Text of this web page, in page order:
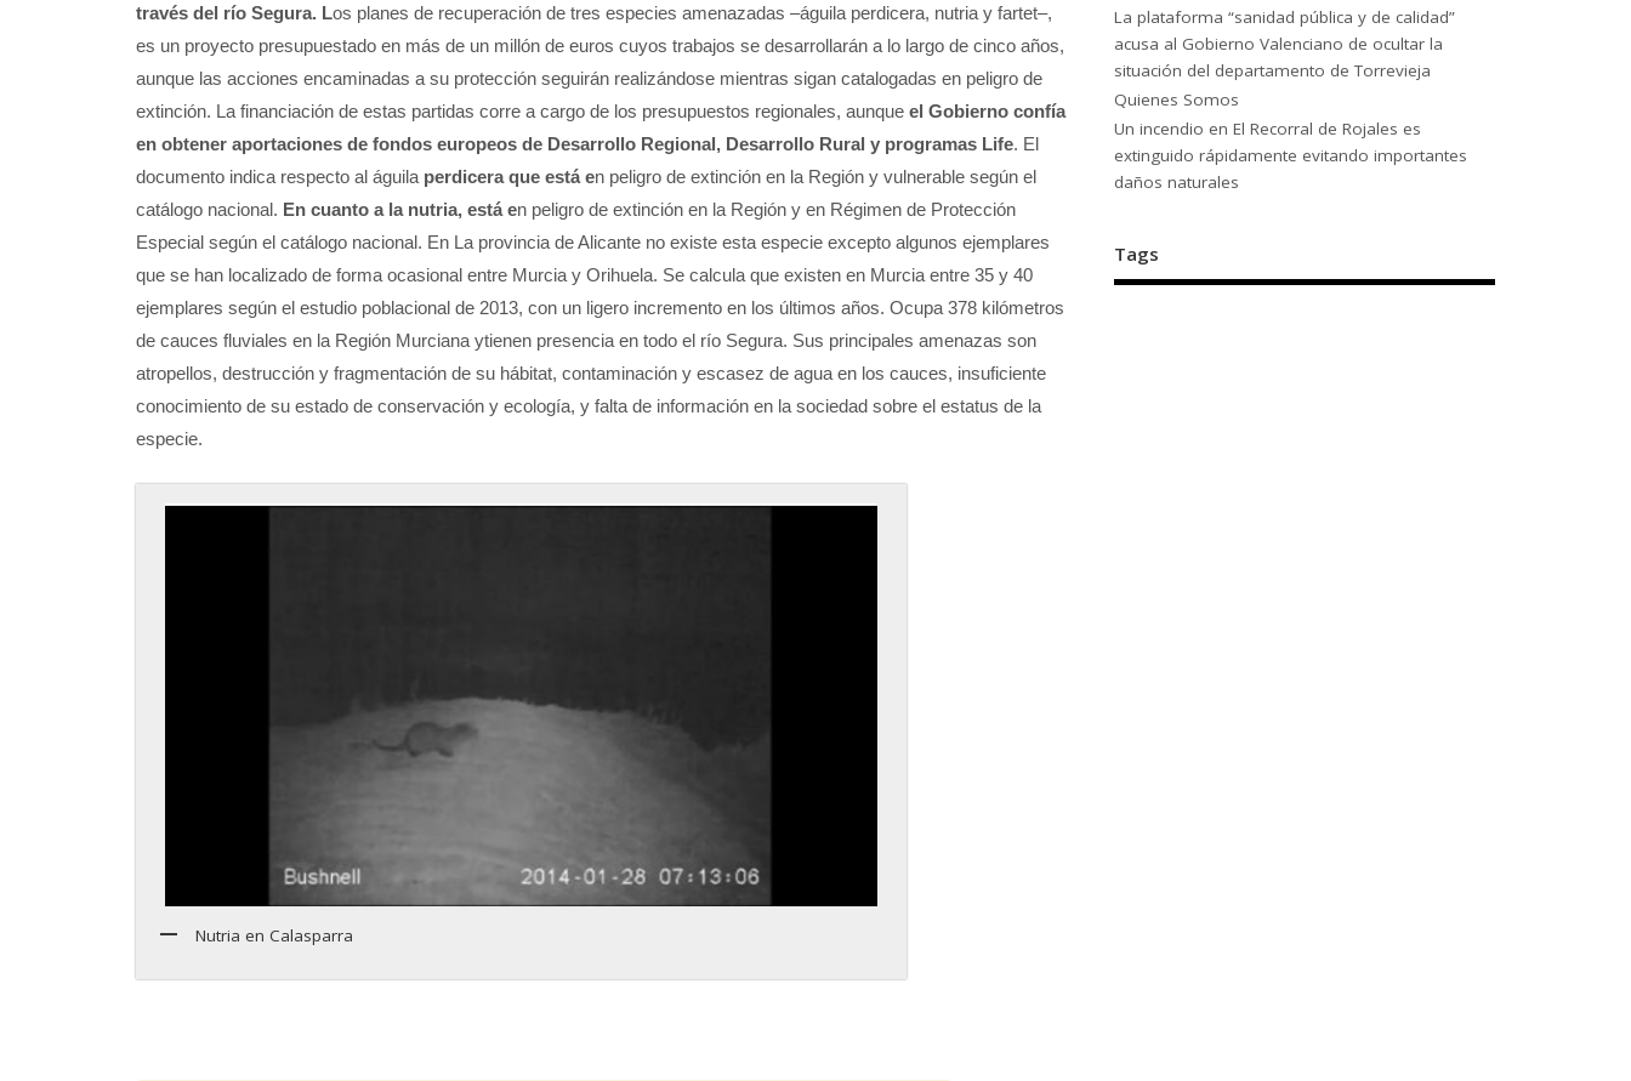
través del río Segura. Los planes de recuperación de tres especies amenazadas –águila perdicera, nutria y fartet–,
es un proyecto presupuestado en más de un millón de euros cuyos trabajos se desarrollarán a lo largo de cinco años,
aunque las acciones encaminadas a su protección seguirán realizándose mientras sigan catalogadas en peligro de
extinción. La financiación de estas partidas corre a cargo de los presupuestos regionales, aunque el Gobierno confía
en obtener aportaciones de fondos europeos de Desarrollo Regional, Desarrollo Rural y programas Life. El
documento indica respecto al águila perdicera que está en peligro de extinción en la Región y vulnerable según el
catálogo nacional. En cuanto a la nutria, está en peligro de extinción en la Región y en Régimen de Protección
Especial según el catálogo nacional. En La provincia de Alicante no existe esta especie excepto algunos ejemplares
que se han localizado de forma ocasional entre Murcia y Orihuela. Se calcula que existen en Murcia entre 35 y 40
ejemplares según el estudio poblacional de 2013, con un ligero incremento en los últimos años. Ocupa 378 kilómetros
de cauces fluviales en la Región Murciana ytienen presencia en todo el río Segura. Sus principales amenazas son
atropellos, destrucción y fragmentación de su hábitat, contaminación y escasez de agua en los cauces, insuficiente
conocimiento de su estado de conservación y ecología, y falta de información en la sociedad sobre el estatus de la
especie.
Nutria en Calasparra
La plataforma “sanidad pública y de calidad”
acusa al Gobierno Valenciano de ocultar la
situación del departamento de Torrevieja
Quienes Somos
Un incendio en El Recorral de Rojales es
extinguido rápidamente evitando importantes
daños naturales
Tags